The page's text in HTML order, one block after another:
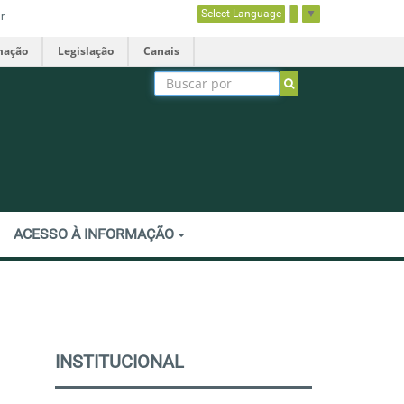
Select Language ▼
Legislação Canais
ACESSO À INFORMAÇÃO
INSTITUCIONAL